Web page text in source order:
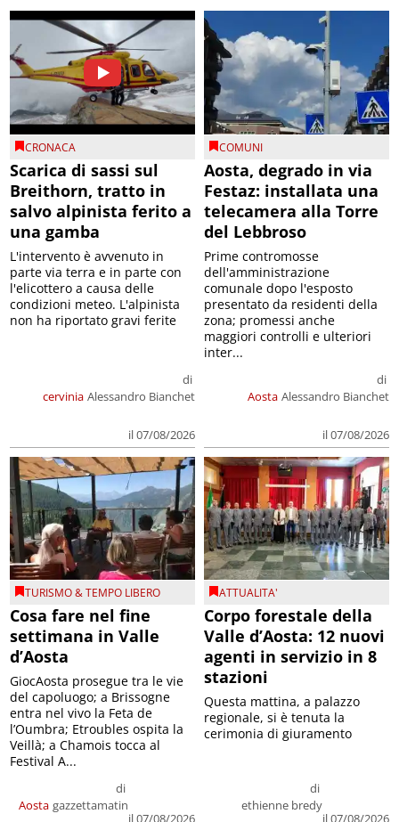
CRONACA
Scarica di sassi sul
Breithorn, tratto in
salvo alpinista ferito a
una gamba
cervinia
di
Alessandro Bianchet
il 07/08/2026
L'intervento è avvenuto in
parte via terra e in parte con
l'elicottero a causa delle
condizioni meteo. L'alpinista
non ha riportato gravi ferite
COMUNI
Aosta, degrado in via
Festaz: installata una
telecamera alla Torre
del Lebbroso
Aosta
di
Alessandro Bianchet
il 07/08/2026
Prime contromosse
dell'amministrazione
comunale dopo l'esposto
presentato da residenti della
zona; promessi anche
maggiori controlli e ulteriori
inter...
TURISMO & TEMPO LIBERO
Cosa fare nel fine
settimana in Valle
d’Aosta
Aosta
di
gazzettamatin
il 07/08/2026
GiocAosta prosegue tra le vie
del capoluogo; a Brissogne
entra nel vivo la Feta de
l’Oumbra; Etroubles ospita la
Veillà; a Chamois tocca al
Festival A...
ATTUALITA'
Corpo forestale della
Valle d’Aosta: 12 nuovi
agenti in servizio in 8
stazioni
di
ethienne bredy
il 07/08/2026
Questa mattina, a palazzo
regionale, si è tenuta la
cerimonia di giuramento